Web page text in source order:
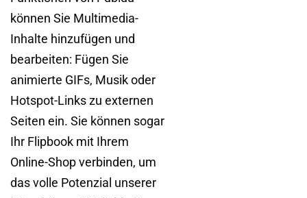
können Sie Multimedia-
Inhalte hinzufügen und
bearbeiten: Fügen Sie
animierte GIFs, Musik oder
Hotspot-Links zu externen
Seiten ein. Sie können sogar
Ihr Flipbook mit Ihrem
Online-Shop verbinden, um
das volle Potenzial unserer